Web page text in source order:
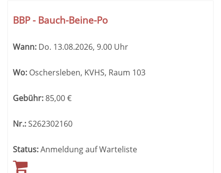
BBP - Bauch-Beine-Po
Wann: Do. 13.08.2026, 9.00 Uhr
Wo: Oschersleben, KVHS, Raum 103
Gebühr:85,00€
Nr.:S262302160
Status:Anmeldung auf Warteliste